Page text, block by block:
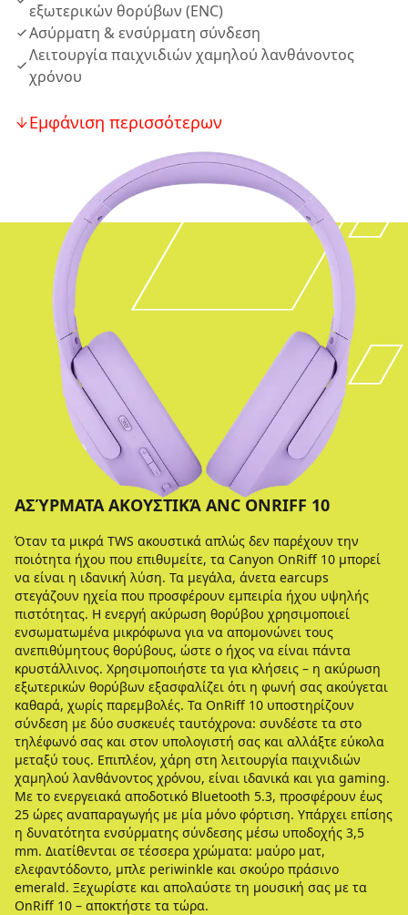
εξωτερικών θορύβων (ENC)
Ασύρματη & ενσύρματη σύνδεση
Λειτουργία παιχνιδιών χαμηλού λανθάνοντος
χρόνου
Εμφάνιση περισσότερων
ΑΣΎΡΜΑΤΑ ΑΚΟΥΣΤΙΚΆ ANC ONRIFF 10
Όταν τα μικρά TWS ακουστικά απλώς δεν παρέχουν την
ποιότητα ήχου που επιθυμείτε, τα Canyon OnRiff 10 μπορεί
να είναι η ιδανική λύση. Τα μεγάλα, άνετα earcups
στεγάζουν ηχεία που προσφέρουν εμπειρία ήχου υψηλής
πιστότητας. Η ενεργή ακύρωση θορύβου χρησιμοποιεί
ενσωματωμένα μικρόφωνα για να απομονώνει τους
ανεπιθύμητους θορύβους, ώστε ο ήχος να είναι πάντα
κρυστάλλινος. Χρησιμοποιήστε τα για κλήσεις – η ακύρωση
εξωτερικών θορύβων εξασφαλίζει ότι η φωνή σας ακούγεται
καθαρά, χωρίς παρεμβολές. Τα OnRiff 10 υποστηρίζουν
σύνδεση με δύο συσκευές ταυτόχρονα: συνδέστε τα στο
τηλέφωνό σας και στον υπολογιστή σας και αλλάξτε εύκολα
μεταξύ τους. Επιπλέον, χάρη στη λειτουργία παιχνιδιών
χαμηλού λανθάνοντος χρόνου, είναι ιδανικά και για gaming.
Με το ενεργειακά αποδοτικό Bluetooth 5.3, προσφέρουν έως
25 ώρες αναπαραγωγής με μία μόνο φόρτιση. Υπάρχει επίσης
η δυνατότητα ενσύρματης σύνδεσης μέσω υποδοχής 3,5
mm. Διατίθενται σε τέσσερα χρώματα: μαύρο ματ,
ελεφαντόδοντο, μπλε periwinkle και σκούρο πράσινο
emerald. Ξεχωρίστε και απολαύστε τη μουσική σας με τα
OnRiff 10 – αποκτήστε τα τώρα.